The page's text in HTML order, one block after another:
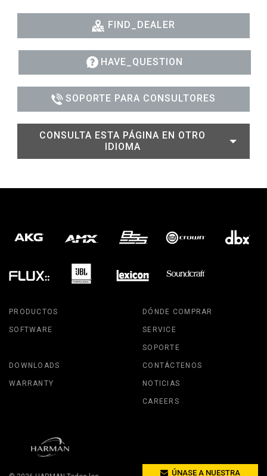
FIND_DEALER
HAVE_QUESTION
SOPORTE PARA CONSULTORES
CONSULTA ESTA PÁGINA EN OTRO
IDIOMA
PRODUCTOS
SOFTWARE
DÓNDE COMPRAR
SERVICE
SOPORTE
DOWNLOADS
WARRANTY
CONTÁCTENOS
NOTICIAS
CAREERS
ÚNASE A NUESTRA